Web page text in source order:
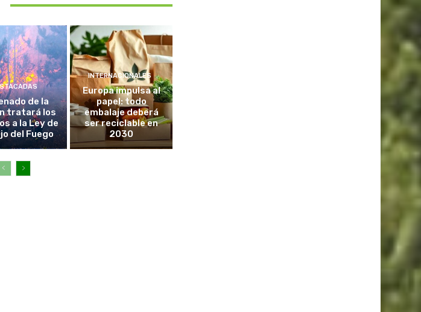
de la
tratará los
a la Ley de
del Fuego
INTERNACIONALES
Europa impulsa al
papel: todo
embalaje deberá
ser reciclable en
2030